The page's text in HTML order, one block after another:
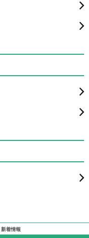
新着情報